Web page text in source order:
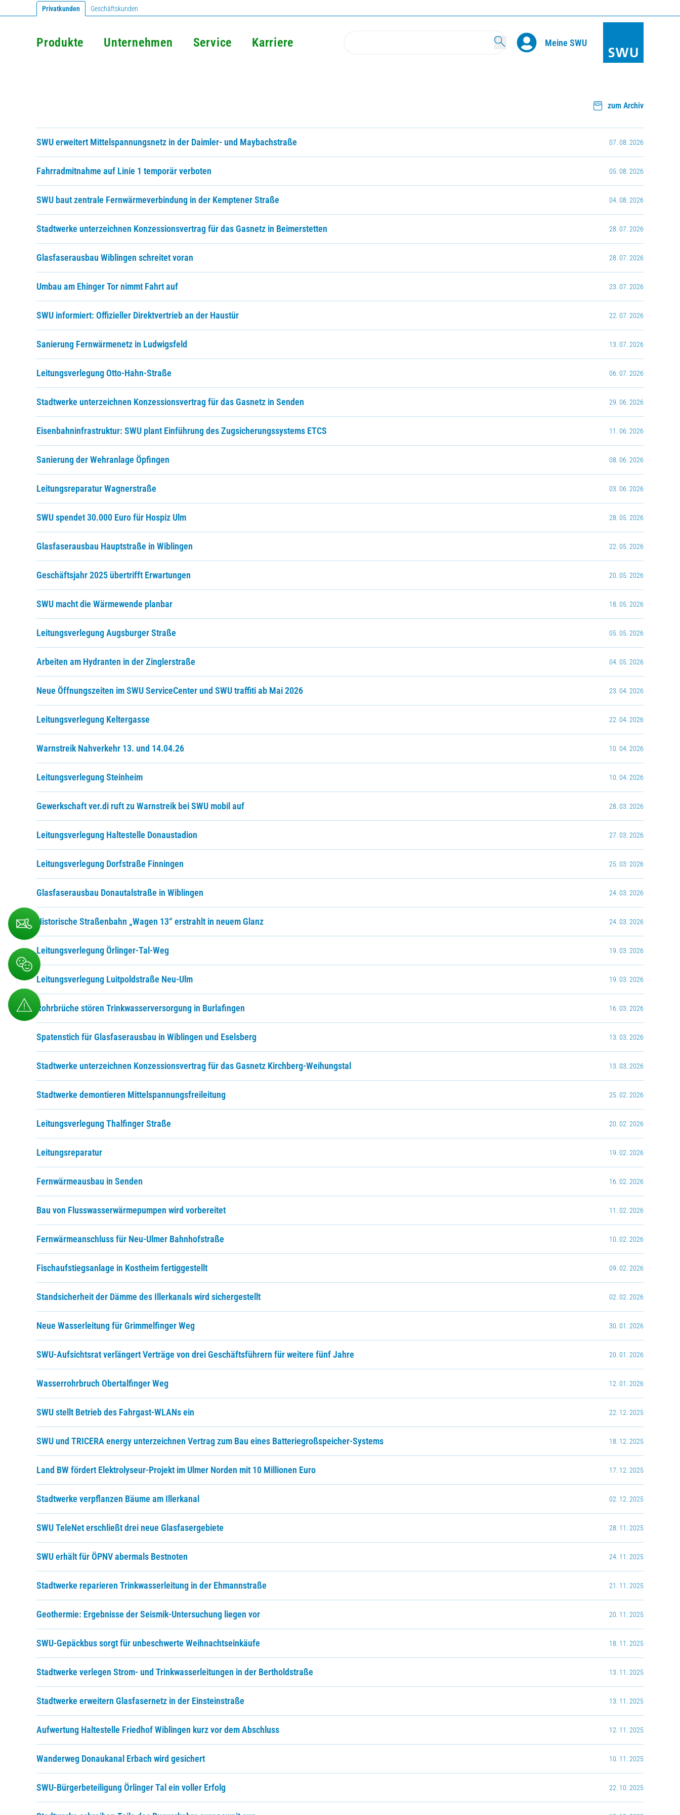
Privatkunden Geschäftskunden
Produkte Unternehmen Service Karriere Search Meine SWU
zum Archiv
07. 08. 2026
SWU erweitert Mittelspannungsnetz in der Daimler- und Maybachstraße
05. 08. 2026
Fahrradmitnahme auf Linie 1 temporär verboten
04. 08. 2026
SWU baut zentrale Fernwärmeverbindung in der Kemptener Straße
28. 07. 2026
Stadtwerke unterzeichnen Konzessionsvertrag für das Gasnetz in Beimerstetten
28. 07. 2026
Glasfaserausbau Wiblingen schreitet voran
23. 07. 2026
Umbau am Ehinger Tor nimmt Fahrt auf
22. 07. 2026
SWU informiert: Offizieller Direktvertrieb an der Haustür
13. 07. 2026
Sanierung Fernwärmenetz in Ludwigsfeld
06. 07. 2026
Leitungsverlegung Otto-Hahn-Straße
29. 06. 2026
Stadtwerke unterzeichnen Konzessionsvertrag für das Gasnetz in Senden
11. 06. 2026
Eisenbahninfrastruktur: SWU plant Einführung des Zugsicherungssystems ETCS
08. 06. 2026
Sanierung der Wehranlage Öpfingen
03. 06. 2026
Leitungsreparatur Wagnerstraße
28. 05. 2026
SWU spendet 30.000 Euro für Hospiz Ulm
22. 05. 2026
Glasfaserausbau Hauptstraße in Wiblingen
20. 05. 2026
Geschäftsjahr 2025 übertrifft Erwartungen
18. 05. 2026
SWU macht die Wärmewende planbar
05. 05. 2026
Leitungsverlegung Augsburger Straße
04. 05. 2026
Arbeiten am Hydranten in der Zinglerstraße
23. 04. 2026
Neue Öffnungszeiten im SWU ServiceCenter und SWU traffiti ab Mai 2026
22. 04. 2026
Leitungsverlegung Keltergasse
10. 04. 2026
Warnstreik Nahverkehr 13. und 14.04.26
10. 04. 2026
Leitungsverlegung Steinheim
28. 03. 2026
Gewerkschaft ver.di ruft zu Warnstreik bei SWU mobil auf
27. 03. 2026
Leitungsverlegung Haltestelle Donaustadion
25. 03. 2026
Leitungsverlegung Dorfstraße Finningen
24. 03. 2026
Glasfaserausbau Donautalstraße in Wiblingen
24. 03. 2026
Historische Straßenbahn „Wagen 13“ erstrahlt in neuem Glanz
19. 03. 2026
Leitungsverlegung Örlinger-Tal-Weg
19. 03. 2026
Leitungsverlegung Luitpoldstraße Neu-Ulm
16. 03. 2026
Rohrbrüche stören Trinkwasserversorgung in Burlafingen
13. 03. 2026
Spatenstich für Glasfaserausbau in Wiblingen und Eselsberg
13. 03. 2026
Stadtwerke unterzeichnen Konzessionsvertrag für das Gasnetz Kirchberg-Weihungstal
25. 02. 2026
Stadtwerke demontieren Mittelspannungsfreileitung
20. 02. 2026
Leitungsverlegung Thalfinger Straße
19. 02. 2026
Leitungsreparatur
16. 02. 2026
Fernwärmeausbau in Senden
11. 02. 2026
Bau von Flusswasserwärmepumpen wird vorbereitet
10. 02. 2026
Fernwärmeanschluss für Neu-Ulmer Bahnhofstraße
09. 02. 2026
Fischaufstiegsanlage in Kostheim fertiggestellt
02. 02. 2026
Standsicherheit der Dämme des Illerkanals wird sichergestellt
30. 01. 2026
Neue Wasserleitung für Grimmelfinger Weg
20. 01. 2026
SWU-Aufsichtsrat verlängert Verträge von drei Geschäftsführern für weitere fünf Jahre
12. 01. 2026
Wasserrohrbruch Obertalfinger Weg
22. 12. 2025
SWU stellt Betrieb des Fahrgast-WLANs ein
18. 12. 2025
SWU und TRICERA energy unterzeichnen Vertrag zum Bau eines Batteriegroßspeicher-Systems
17. 12. 2025
Land BW fördert Elektrolyseur-Projekt im Ulmer Norden mit 10 Millionen Euro
02. 12. 2025
Stadtwerke verpflanzen Bäume am Illerkanal
28. 11. 2025
SWU TeleNet erschließt drei neue Glasfasergebiete
24. 11. 2025
SWU erhält für ÖPNV abermals Bestnoten
21. 11. 2025
Stadtwerke reparieren Trinkwasserleitung in der Ehmannstraße
20. 11. 2025
Geothermie: Ergebnisse der Seismik-Untersuchung liegen vor
18. 11. 2025
SWU-Gepäckbus sorgt für unbeschwerte Weihnachtseinkäufe
13. 11. 2025
Stadtwerke verlegen Strom- und Trinkwasserleitungen in der Bertholdstraße
13. 11. 2025
Stadtwerke erweitern Glasfasernetz in der Einsteinstraße
12. 11. 2025
Aufwertung Haltestelle Friedhof Wiblingen kurz vor dem Abschluss
10. 11. 2025
Wanderweg Donaukanal Erbach wird gesichert
22. 10. 2025
SWU-Bürgerbeteiligung Örlinger Tal ein voller Erfolg